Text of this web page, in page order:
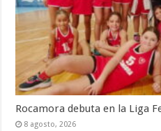
Rocamora debuta en la Liga
8 agosto, 2026